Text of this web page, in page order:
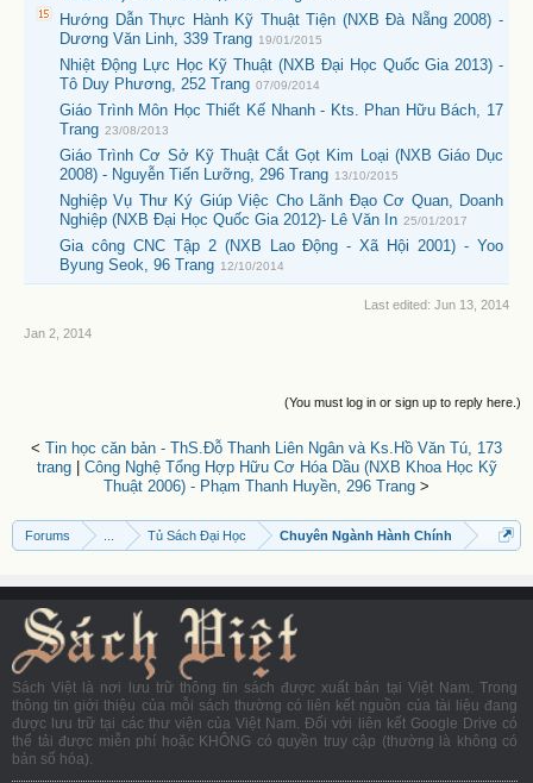
Hướng Dẫn Thực Hành Kỹ Thuật Tiện (NXB Đà Nẵng 2008) -
Dương Văn Linh, 339 Trang 19/01/2015
Nhiệt Động Lực Học Kỹ Thuật (NXB Đại Học Quốc Gia 2013) -
Tô Duy Phương, 252 Trang 07/09/2014
Giáo Trình Môn Học Thiết Kế Nhanh - Kts. Phan Hữu Bách, 17
Trang 23/08/2013
Giáo Trình Cơ Sở Kỹ Thuật Cắt Gọt Kim Loại (NXB Giáo Dục
2008) - Nguyễn Tiến Lưỡng, 296 Trang 13/10/2015
Nghiệp Vụ Thư Ký Giúp Việc Cho Lãnh Đạo Cơ Quan, Doanh
Nghiệp (NXB Đại Học Quốc Gia 2012)- Lê Văn In 25/01/2017
Gia công CNC Tập 2 (NXB Lao Động - Xã Hội 2001) - Yoo
Byung Seok, 96 Trang 12/10/2014
Last edited: Jun 13, 2014
Jan 2, 2014
(You must log in or sign up to reply here.)
< Tin học căn bản - ThS.Đỗ Thanh Liên Ngân và Ks.Hồ Văn Tú, 173
trang| Công Nghệ Tổng Hợp Hữu Cơ Hóa Dầu (NXB Khoa Học Kỹ
Thuật 2006) - Phạm Thanh Huyền, 296 Trang >
Forums Tủ Sách Đại Học Chuyên Ngành Hành Chính
Sách Việt là nơi lưu trữ thông tin sách được xuất bản tại Việt Nam. Trong
thông tin giới thiệu của mỗi sách thường có liên kết nguồn của tài liệu đang
được lưu trữ tại các thư viện của Việt Nam. Đối với liên kết Google Drive có
thể tải được miễn phí hoặc KHÔNG có quyền truy cập (thường là không có
bản số hóa).